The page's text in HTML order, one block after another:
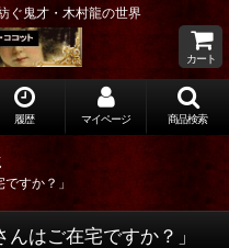
ぐ鬼才・木村龍の世界
カート
履歴 マイページ 商品検索
すか？」
はご在宅ですか？」